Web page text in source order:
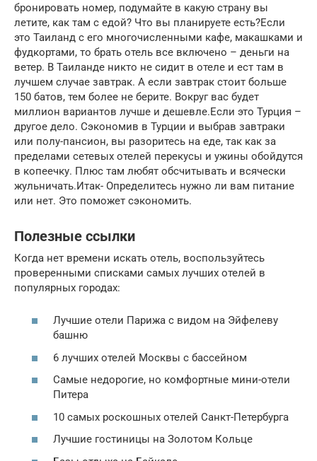
бронировать номер, подумайте в какую страну вы
летите, как там с едой? Что вы планируете есть?Если
это Таиланд с его многочисленными кафе, макашками и
фудкортами, то брать отель все включено – деньги на
ветер. В Таиланде никто не сидит в отеле и ест там в
лучшем случае завтрак. А если завтрак стоит больше
150 батов, тем более не берите. Вокруг вас будет
миллион вариантов лучше и дешевле.Если это Турция –
другое дело. Сэкономив в Турции и выбрав завтраки
или полу-пансион, вы разоритесь на еде, так как за
пределами сетевых отелей перекусы и ужины обойдутся
в копеечку. Плюс там любят обсчитывать и всячески
жульничать.Итак- Определитесь нужно ли вам питание
или нет. Это поможет сэкономить.
Полезные ссылки
Когда нет времени искать отель, воспользуйтесь
проверенными списками самых лучших отелей в
популярных городах:
Лучшие отели Парижа с видом на Эйфелеву
башню
6 лучших отелей Москвы с бассейном
Самые недорогие, но комфортные мини-отели
Питера
10 самых роскошных отелей Санкт-Петербурга
Лучшие гостиницы на Золотом Кольце